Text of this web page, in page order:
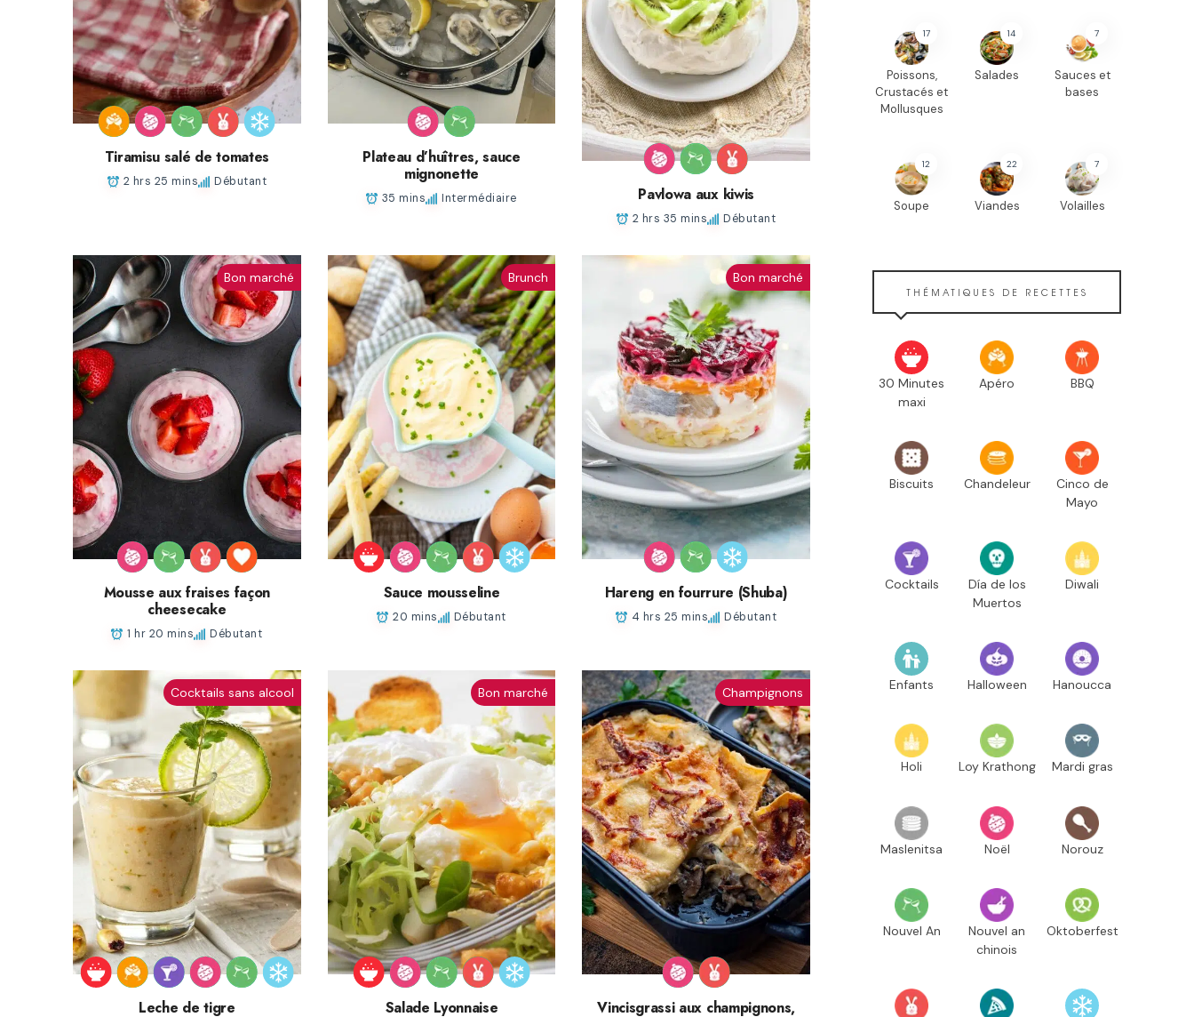
Tiramisu salé de tomates
2 hrs 25 mins Débutant
Plateau d’huîtres, sauce
mignonette
35 mins Intermédiaire Pavlowa aux kiwis
2 hrs 35 mins Débutant
Bon marché
Mousse aux fraises façon
cheesecake
1 hr 20 mins Débutant
Brunch
Sauce mousseline
20 mins Débutant
Bon marché
Hareng en fourrure (Shuba)
4 hrs 25 mins Débutant
Cocktails sans alcool
Leche de tigre
Bon marché
Salade Lyonnaise
Champignons
Vincisgrassi aux champignons,
17
Poissons,
Crustacés et
Mollusques
14
Salades
7
Sauces et
bases
12
Soupe
22
Viandes
7
Volailles
THÉMATIQUES DE RECETTES
30 Minutes
maxi
Apéro BBQ
Biscuits Chandeleur
Cinco de
Mayo
Cocktails
Día de los
Muertos
Diwali
Enfants Halloween Hanoucca
Holi Loy Krathong Mardi gras
Maslenitsa Noël Norouz
Nouvel An
Nouvel an
chinois
Oktoberfest